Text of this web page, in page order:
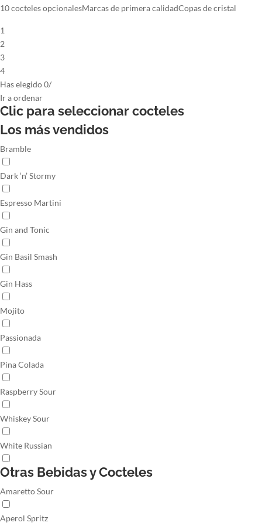
10 cocteles opcionalesMarcas de primera calidadCopas de cristal
1
2
3
4
Has elegido0/
Ira ordenar
Clic para seleccionarcocteles
Los más vendidos
Bramble
Dark ‘n’ Stormy
Espresso Martini
Gin and Tonic
Gin Basil Smash
Gin Hass
Mojito
Passionada
Pina Colada
Raspberry Sour
Whiskey Sour
White Russian
Otras Bebidas y Cocteles
Amaretto Sour
Aperol Spritz